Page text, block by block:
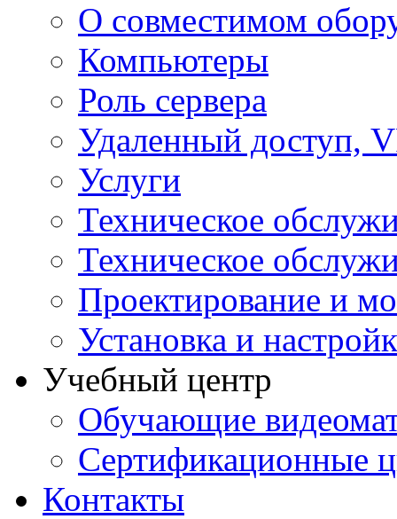
О совместимом
Компьютеры
Роль сервера
Удаленный доступ,
Услуги
Техническое
Техническое
Проектирование и
Установка и
Учебный центр
Обучающие
Сертификационные
Контакты